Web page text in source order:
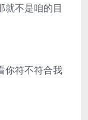
就不是咱的目
你符不符合我